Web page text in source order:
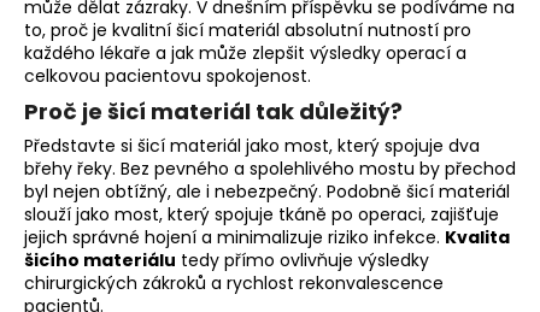
může dělat zázraky. V dnešním příspěvku se podíváme na
to, proč je kvalitní šicí materiál absolutní nutností pro
každého lékaře a jak může zlepšit výsledky operací a
celkovou pacientovu spokojenost.
Proč je šicí materiál tak důležitý?
Představte si šicí materiál jako most, který spojuje dva
břehy řeky. Bez pevného a spolehlivého mostu by přechod
byl nejen obtížný, ale i nebezpečný. Podobně šicí materiál
slouží jako most, který spojuje tkáně po operaci, zajišťuje
jejich správné hojení a minimalizuje riziko infekce. Kvalita
šicího materiálu tedy přímo ovlivňuje výsledky
chirurgických zákroků a rychlost rekonvalescence
pacientů.
b
u
j
e
t
e
n
a
j
í